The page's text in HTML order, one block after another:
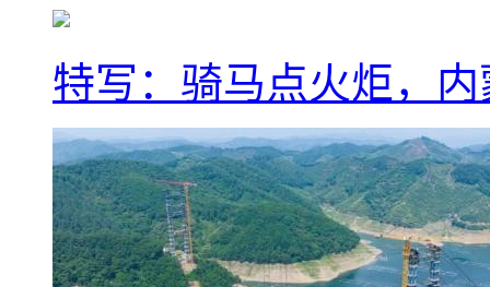
特写：骑马点火炬，